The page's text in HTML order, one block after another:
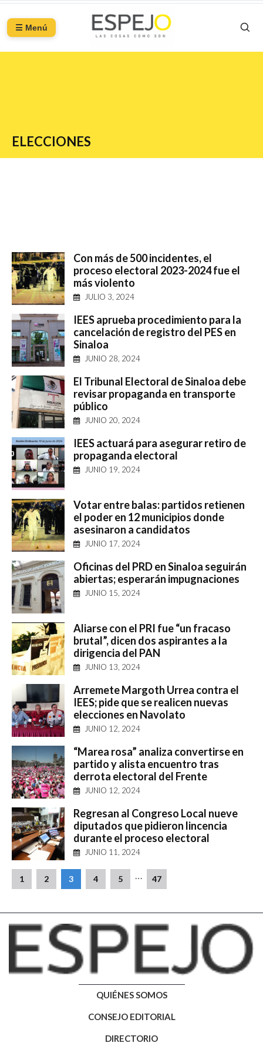
☰ Menú
ELECCIONES
Con más de 500 incidentes, el
proceso electoral 2023-2024 fue el
más violento
JULIO 3, 2024
IEES aprueba procedimiento para la
cancelación de registro del PES en
Sinaloa
JUNIO 28, 2024
El Tribunal Electoral de Sinaloa debe
revisar propaganda en transporte
público
JUNIO 20, 2024
IEES actuará para asegurar retiro de
propaganda electoral
JUNIO 19, 2024
Votar entre balas: partidos retienen
el poder en 12 municipios donde
asesinaron a candidatos
JUNIO 17, 2024
Oficinas del PRD en Sinaloa seguirán
abiertas; esperarán impugnaciones
JUNIO 15, 2024
Aliarse con el PRI fue “un fracaso
brutal”, dicen dos aspirantes a la
dirigencia del PAN
JUNIO 13, 2024
Arremete Margoth Urrea contra el
IEES; pide que se realicen nuevas
elecciones en Navolato
JUNIO 12, 2024
“Marea rosa” analiza convertirse en
partido y alista encuentro tras
derrota electoral del Frente
JUNIO 12, 2024
Regresan al Congreso Local nueve
diputados que pidieron lincencia
durante el proceso electoral
JUNIO 11, 2024
1 2 3 4 5 … 47
QUIÉNES SOMOS
CONSEJO EDITORIAL
DIRECTORIO